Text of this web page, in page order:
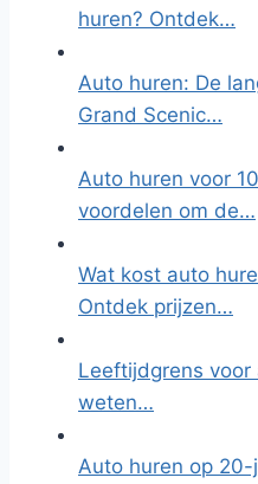
huren? Ontdek…
Auto huren: De
Grand Scenic…
Auto huren voor
voordelen om de…
Wat kost auto
Ontdek prijzen…
Leeftijdgrens voor
weten…
Auto huren op